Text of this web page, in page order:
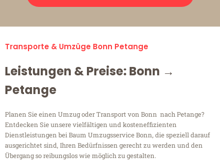
Transporte & Umzüge Bonn Petange
Leistungen & Preise: Bonn →
Petange
Planen Sie einen Umzug oder Transport von Bonn nach Petange?
Entdecken Sie unsere vielfältigen und kosteneffizienten
Dienstleistungen bei Baum Umzugsservice Bonn, die speziell darauf
ausgerichtet sind, Ihren Bedürfnissen gerecht zu werden und den
Übergang so reibungslos wie möglich zu gestalten.